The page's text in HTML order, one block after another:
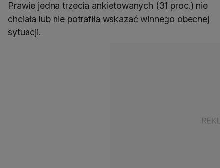
Prawie jedna trzecia ankietowanych (31 proc.) nie
chciała lub nie potrafiła wskazać winnego obecnej